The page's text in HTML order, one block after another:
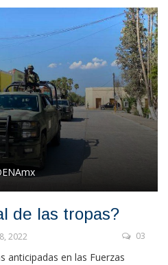
de las tropas?
2022 03
anticipadas en las Fuerzas